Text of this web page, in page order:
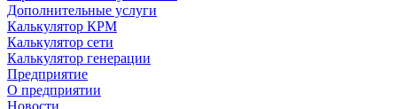
Дополнительные услуги
Калькулятор КРМ
Калькулятор сети
Калькулятор генерации
Предприятие
О предприятии
Новости